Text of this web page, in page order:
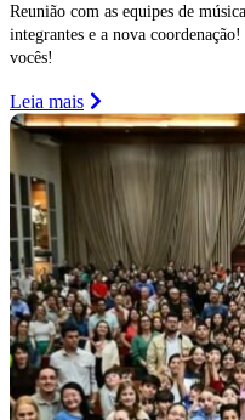
Reunião com as equipes de
integrantes e a nova
vocês!
Leia mais